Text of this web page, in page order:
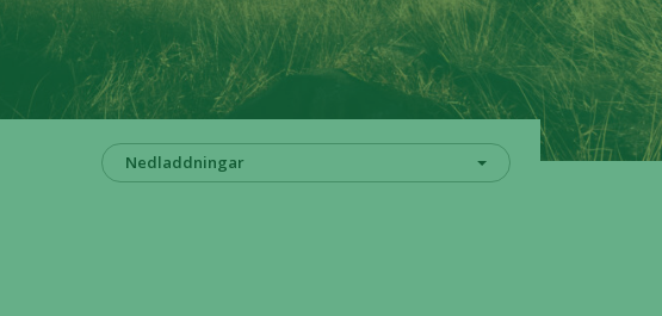
Nedladdningar